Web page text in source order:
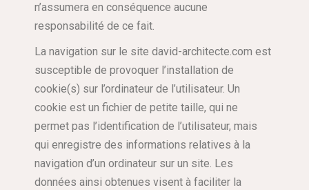
n’assumera en conséquence aucune
responsabilité de ce fait.
La navigation sur le site david-architecte.com est
susceptible de provoquer l’installation de
cookie(s) sur l’ordinateur de l’utilisateur. Un
cookie est un fichier de petite taille, qui ne
permet pas l’identification de l’utilisateur, mais
qui enregistre des informations relatives à la
navigation d’un ordinateur sur un site. Les
données ainsi obtenues visent à faciliter la